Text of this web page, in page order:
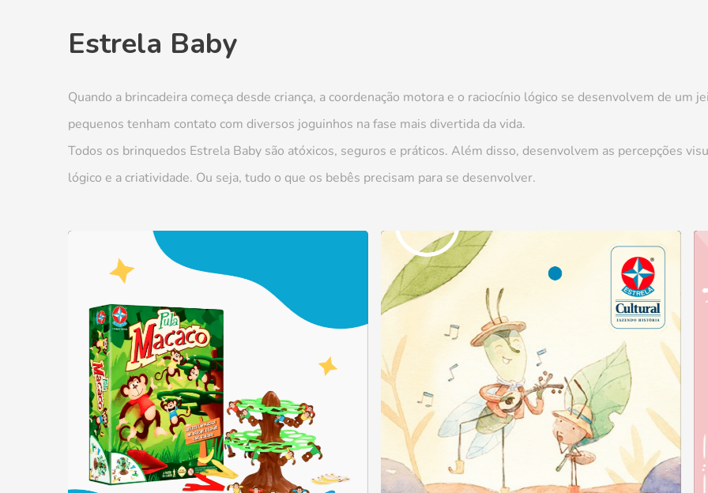
Estrela Baby
Quando a brincadeira começa desde criança, a coordenação motora e o raciocínio lógico se desenvolvem de um
pequenos tenham contato com diversos joguinhos na fase mais divertida da vida.
Todos os brinquedos Estrela Baby são atóxicos, seguros e práticos. Além disso, desenvolvem as percepções
lógico e a criatividade. Ou seja, tudo o que os bebês precisam para se desenvolver.